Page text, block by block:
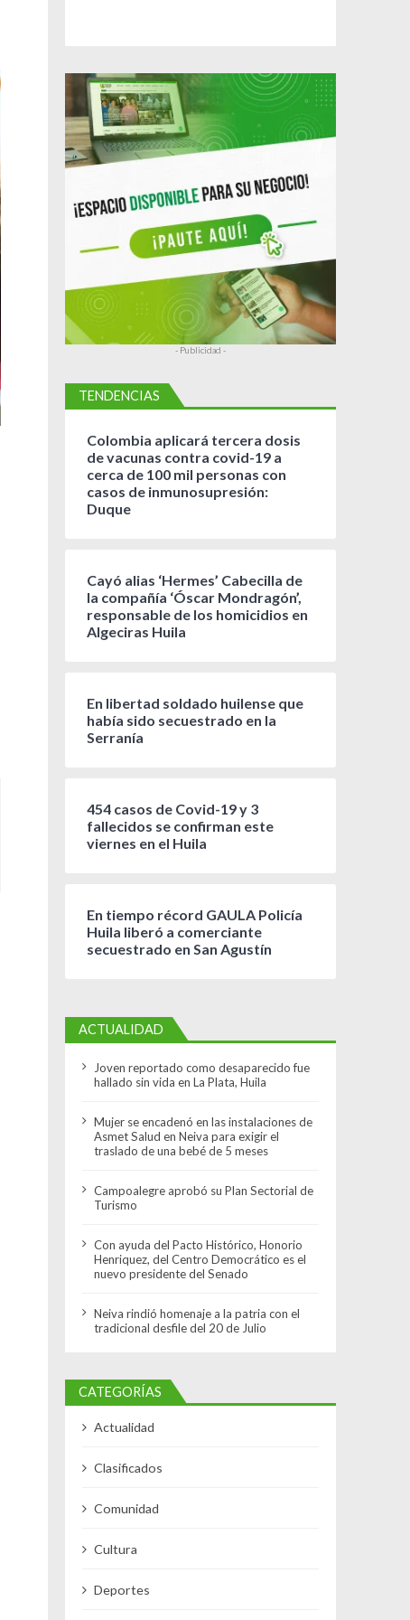
- Publicidad -
TENDENCIAS
Colombia aplicará tercera dosis
de vacunas contra covid-19 a
cerca de 100 mil personas con
casos de inmunosupresión:
Duque
Cayó alias ‘Hermes’ Cabecilla de
la compañía ‘Óscar Mondragón’,
responsable de los homicidios en
Algeciras Huila
En libertad soldado huilense que
había sido secuestrado en la
Serranía
454 casos de Covid-19 y 3
fallecidos se confirman este
viernes en el Huila
En tiempo récord GAULA Policía
Huila liberó a comerciante
secuestrado en San Agustín
ACTUALIDAD
Joven reportado como desaparecido fue
hallado sin vida en La Plata, Huila
Mujer se encadenó en las instalaciones de
Asmet Salud en Neiva para exigir el
traslado de una bebé de 5 meses
Campoalegre aprobó su Plan Sectorial de
Turismo
Con ayuda del Pacto Histórico, Honorio
Henriquez, del Centro Democrático es el
nuevo presidente del Senado
Neiva rindió homenaje a la patria con el
tradicional desfile del 20 de Julio
CATEGORÍAS
Actualidad
Clasificados
Comunidad
Cultura
Deportes